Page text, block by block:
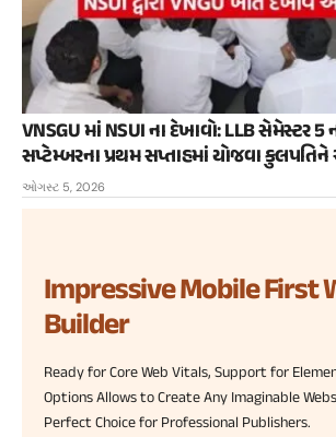
VNSGU માં NSUI ના દેખાવો: LLB સેમેસ્ટર 5
સપ્ટેમ્બરના પ્રથમ સપ્તાહમાં યોજવા
ઓગસ્ટ 5, 2026
Impressive Mobile First
Builder
Ready for Core Web Vitals, Support for
Options Allows to Create Any Imaginable
Perfect Choice for Professional Publishers.